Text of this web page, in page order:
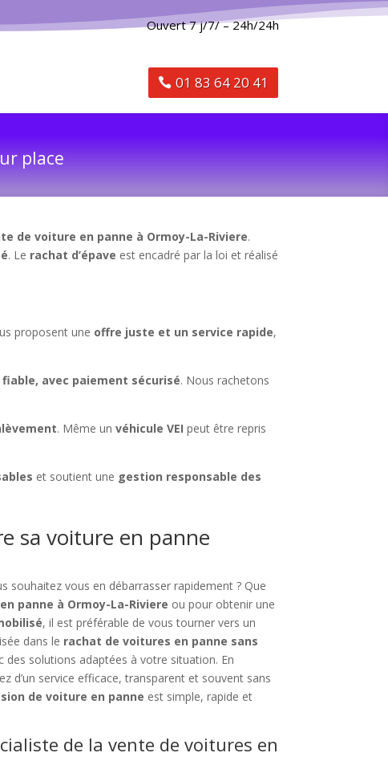
Ouvert 7 j/7/ – 24h/24h
01 83 64 20 41
place
de voiture en panne à Ormoy-La-Riviere.
. Le rachat d’épave est encadré par la loi et réalisé
proposent une offre juste et un service rapide,
avec paiement sécurisé. Nous rachetons
. Même unvéhicule VEI peut être repris
et soutient une gestion responsable des
sa voiture en panne
souhaitez vous en débarrasser rapidement ? Que
panne à Ormoy-La-Riviere ou pour obtenir une
, il est préférable de vous tourner vers un
dans le rachat de voitures en panne sans
des solutions adaptées à votre situation. En
d’un service efficace, transparent et souvent sans
de voiture en panne est simple, rapide et
de la vente de voitures en